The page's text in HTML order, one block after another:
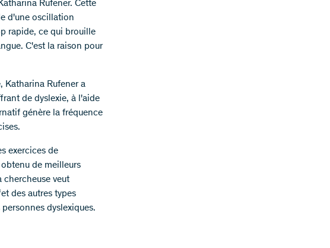
Rufener. Cette
d'une oscillation
rapide, ce qui brouille
C'est la raison pour
Katharina Rufener a
de dyslexie, à l'aide
génère la fréquence
exercices de
de meilleurs
chercheuse veut
des autres types
dyslexiques.